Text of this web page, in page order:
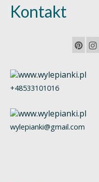
Kontakt
+48533101016
wylepianki@gmail.com